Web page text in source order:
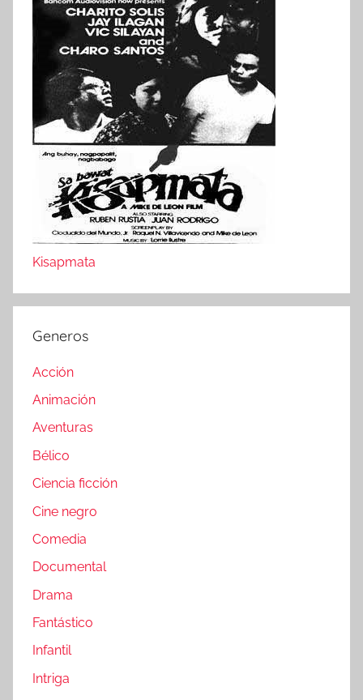
Kisapmata
Generos
Acción
Animación
Aventuras
Bélico
Ciencia ficción
Cine negro
Comedia
Documental
Drama
Fantástico
Infantil
Intriga